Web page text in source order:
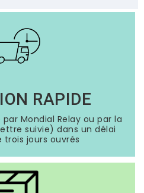
RAPIDE
Mondial Relay ou par la
suivie) dans un délai
jours ouvrés